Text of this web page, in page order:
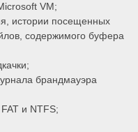
VM;
истории посещенных
содержимого буфера
брандмауэра
и NTFS;